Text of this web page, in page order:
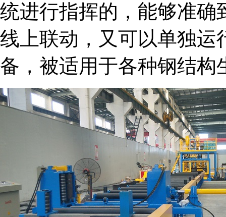
统进行指挥的，能够准确
线上联动，又可以单独运
备，被适用于各种钢结构